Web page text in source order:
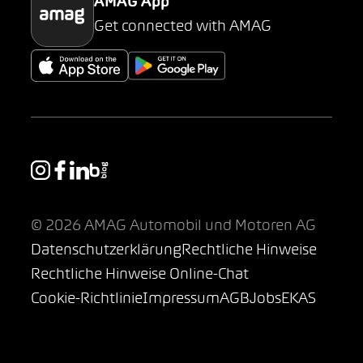
AMAG App
Get connected with AMAG
© 2026 AMAG Automobil und Motoren AG
DatenschutzerklärungRechtliche Hinweise
Rechtliche Hinweise Online-Chat
Cookie-RichtlinieImpressumAGBJobsEKAS